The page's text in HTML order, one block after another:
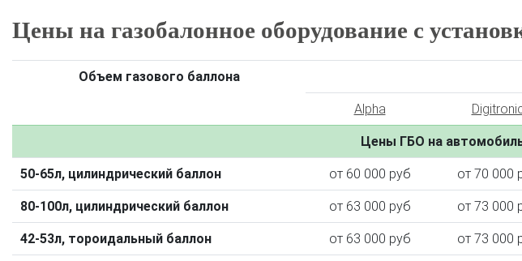
Цены на газобалонное оборудование с
Объем газового баллона
Alpha
Цены ГБО на
50-65л, цилиндрический баллон от 60 000 руб от 70 000
80-100л, цилиндрический баллон от 63 000 руб от 73 000
42-53л, тороидальный баллон от 63 000 руб от 73 000